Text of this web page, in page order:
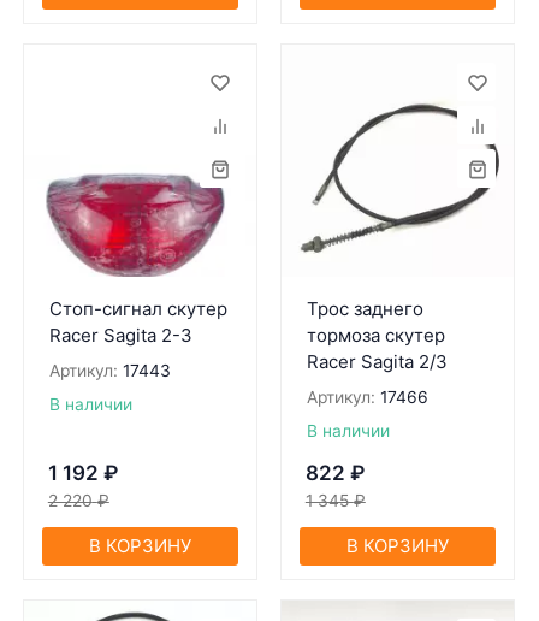
Стоп-сигнал скутер
Racer Sagita 2-3
Артикул: 17443
В наличии
1 192 ₽
2 220 ₽
В КОРЗИНУ
Трос заднего
тормоза скутер
Racer Sagita 2/3
Артикул: 17466
В наличии
822 ₽
1 345 ₽
В КОРЗИНУ